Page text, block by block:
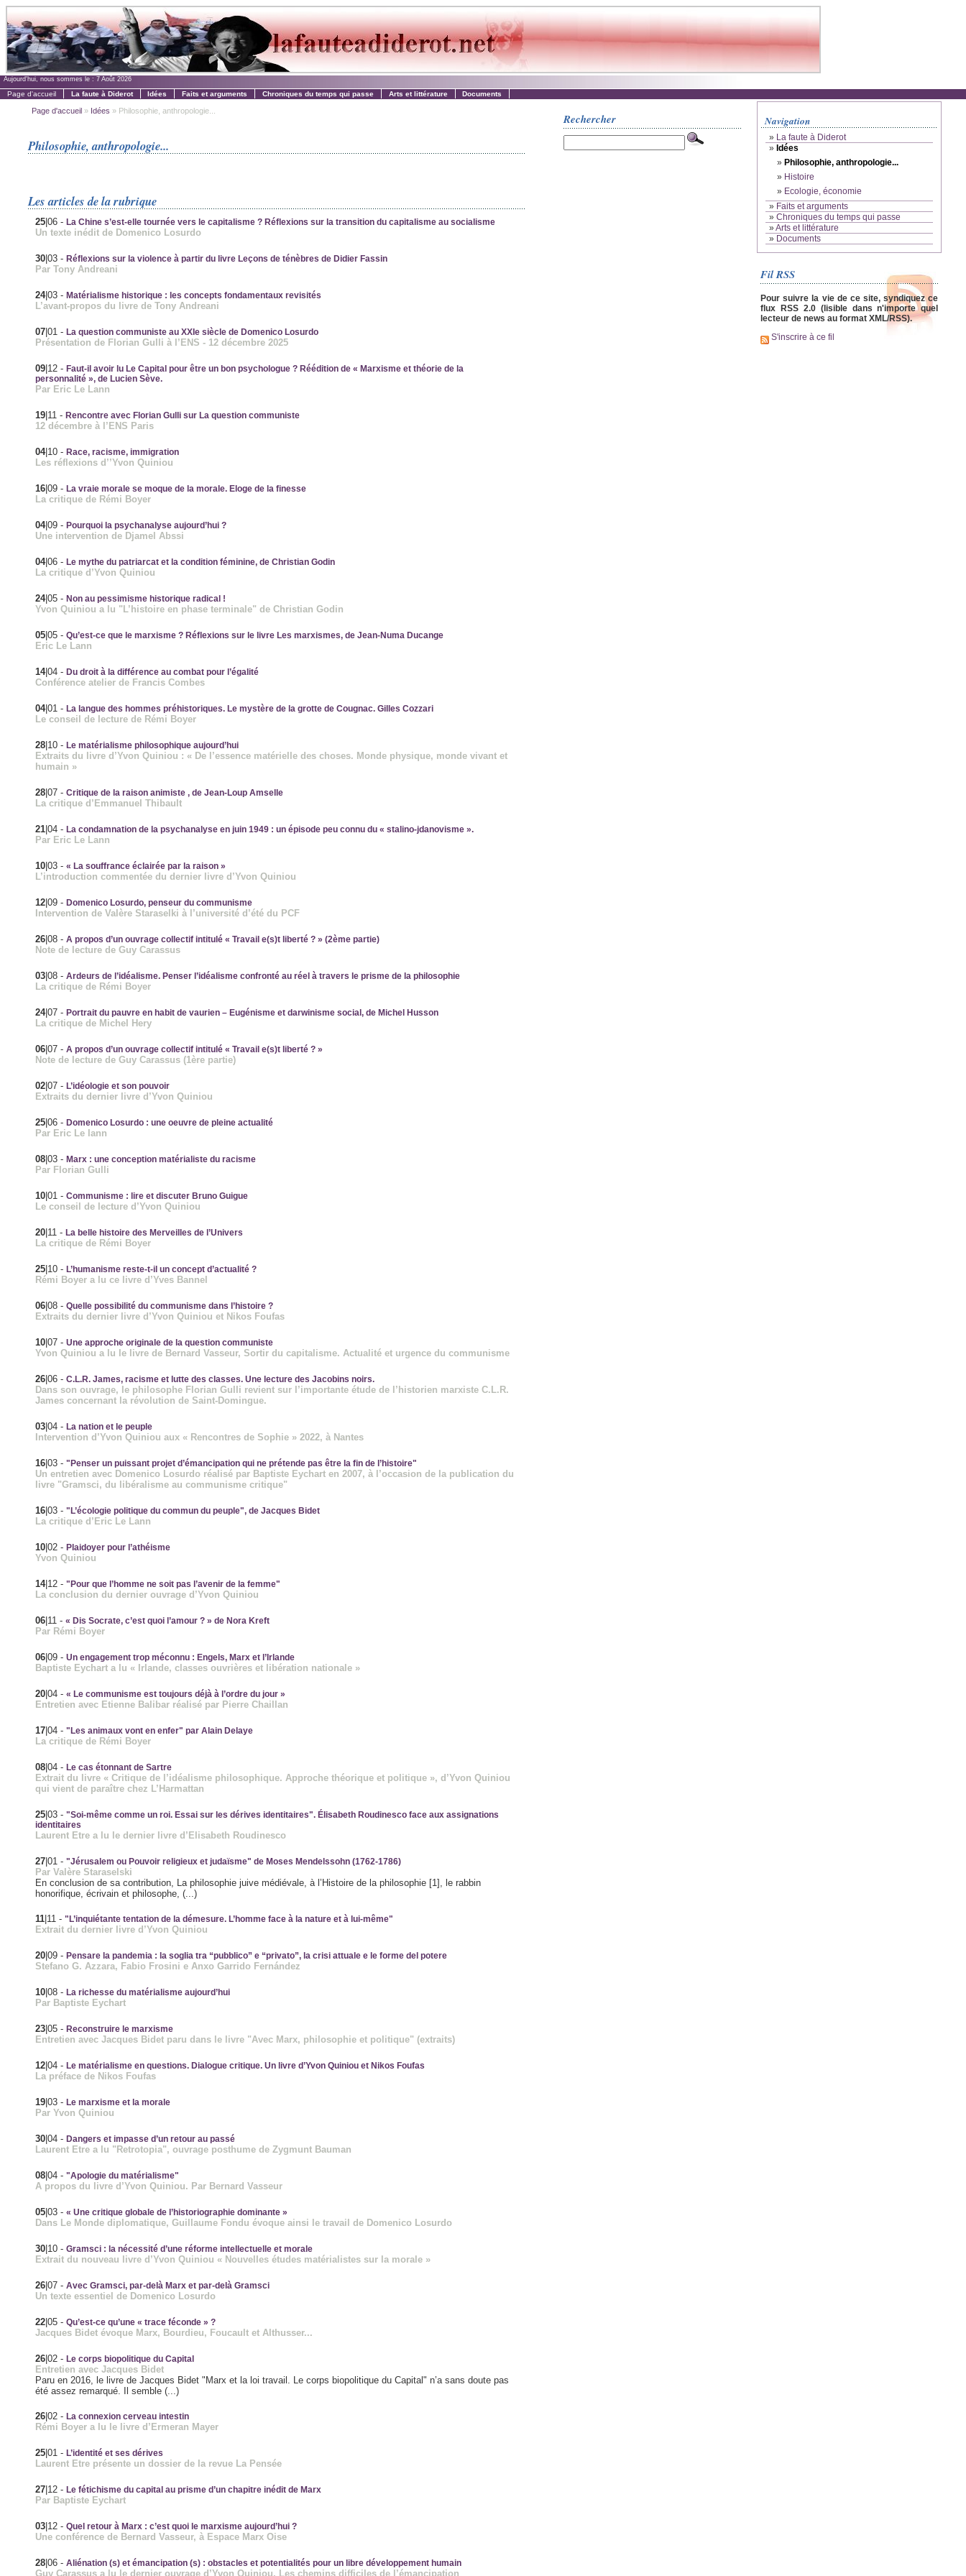
Aujourd'hui, nous sommes le : 7 Août 2026
Page d'accueil La faute à Diderot Idées Faits et arguments Chroniques du temps qui passe Arts et littérature Documents
Page d'accueil» Idées » Philosophie, anthropologie...
Philosophie, anthropologie...
Les articles de la rubrique
25|06- La Chine s’est-elle tournée vers le capitalisme ? Réflexions sur la transition du capitalisme au socialisme
Un texte inédit de Domenico Losurdo
30|03- Réflexions sur la violence à partir du livre Leçons de ténèbres de Didier Fassin
Par Tony Andreani
24|03- Matérialisme historique : les concepts fondamentaux revisités
L’avant-propos du livre de Tony Andreani
07|01- La question communiste au XXIe siècle de Domenico Losurdo
Présentation de Florian Gulli à l’ENS - 12 décembre 2025
09|12- Faut-il avoir lu Le Capital pour être un bon psychologue ? Réédition de « Marxisme et théorie de la
personnalité », de Lucien Sève.
Par Eric Le Lann
19|11- Rencontre avec Florian Gulli sur La question communiste
12 décembre à l’ENS Paris
04|10- Race, racisme, immigration
Les réflexions d’’Yvon Quiniou
16|09- La vraie morale se moque de la morale. Eloge de la finesse
La critique de Rémi Boyer
04|09- Pourquoi la psychanalyse aujourd’hui ?
Une intervention de Djamel Abssi
04|06- Le mythe du patriarcat et la condition féminine, de Christian Godin
La critique d’Yvon Quiniou
24|05- Non au pessimisme historique radical !
Yvon Quiniou a lu "L’histoire en phase terminale" de Christian Godin
05|05- Qu’est-ce que le marxisme ? Réflexions sur le livre Les marxismes, de Jean-Numa Ducange
Eric Le Lann
14|04- Du droit à la différence au combat pour l’égalité
Conférence atelier de Francis Combes
04|01- La langue des hommes préhistoriques. Le mystère de la grotte de Cougnac. Gilles Cozzari
Le conseil de lecture de Rémi Boyer
28|10- Le matérialisme philosophique aujourd’hui
Extraits du livre d’Yvon Quiniou : « De l’essence matérielle des choses. Monde physique, monde vivant et
humain »
28|07- Critique de la raison animiste , de Jean-Loup Amselle
La critique d’Emmanuel Thibault
21|04- La condamnation de la psychanalyse en juin 1949 : un épisode peu connu du « stalino-jdanovisme ».
Par Eric Le Lann
10|03- « La souffrance éclairée par la raison »
L’introduction commentée du dernier livre d’Yvon Quiniou
12|09- Domenico Losurdo, penseur du communisme
Intervention de Valère Staraselki à l’université d’été du PCF
26|08- A propos d’un ouvrage collectif intitulé « Travail e(s)t liberté ? » (2ème partie)
Note de lecture de Guy Carassus
03|08- Ardeurs de l’idéalisme. Penser l’idéalisme confronté au réel à travers le prisme de la philosophie
La critique de Rémi Boyer
24|07- Portrait du pauvre en habit de vaurien – Eugénisme et darwinisme social, de Michel Husson
La critique de Michel Hery
06|07- A propos d’un ouvrage collectif intitulé « Travail e(s)t liberté ? »
Note de lecture de Guy Carassus (1ère partie)
02|07- L’idéologie et son pouvoir
Extraits du dernier livre d’Yvon Quiniou
25|06- Domenico Losurdo : une oeuvre de pleine actualité
Par Eric Le lann
08|03- Marx : une conception matérialiste du racisme
Par Florian Gulli
10|01- Communisme : lire et discuter Bruno Guigue
Le conseil de lecture d’Yvon Quiniou
20|11- La belle histoire des Merveilles de l’Univers
La critique de Rémi Boyer
25|10- L’humanisme reste-t-il un concept d’actualité ?
Rémi Boyer a lu ce livre d’Yves Bannel
06|08- Quelle possibilité du communisme dans l’histoire ?
Extraits du dernier livre d’Yvon Quiniou et Nikos Foufas
10|07- Une approche originale de la question communiste
Yvon Quiniou a lu le livre de Bernard Vasseur, Sortir du capitalisme. Actualité et urgence du communisme
26|06- C.L.R. James, racisme et lutte des classes. Une lecture des Jacobins noirs.
Dans son ouvrage, le philosophe Florian Gulli revient sur l’importante étude de l’historien marxiste C.L.R.
James concernant la révolution de Saint-Domingue.
03|04- La nation et le peuple
Intervention d’Yvon Quiniou aux « Rencontres de Sophie » 2022, à Nantes
16|03- "Penser un puissant projet d’émancipation qui ne prétende pas être la fin de l’histoire"
Un entretien avec Domenico Losurdo réalisé par Baptiste Eychart en 2007, à l’occasion de la publication du
livre "Gramsci, du libéralisme au communisme critique"
16|03- "L’écologie politique du commun du peuple", de Jacques Bidet
La critique d’Eric Le Lann
10|02- Plaidoyer pour l’athéisme
Yvon Quiniou
14|12- "Pour que l’homme ne soit pas l’avenir de la femme"
La conclusion du dernier ouvrage d’Yvon Quiniou
06|11- « Dis Socrate, c’est quoi l’amour ? » de Nora Kreft
Par Rémi Boyer
06|09- Un engagement trop méconnu : Engels, Marx et l’Irlande
Baptiste Eychart a lu « Irlande, classes ouvrières et libération nationale »
20|04- « Le communisme est toujours déjà à l’ordre du jour »
Entretien avec Etienne Balibar réalisé par Pierre Chaillan
17|04- "Les animaux vont en enfer" par Alain Delaye
La critique de Rémi Boyer
08|04- Le cas étonnant de Sartre
Extrait du livre « Critique de l’idéalisme philosophique. Approche théorique et politique », d’Yvon Quiniou
qui vient de paraître chez L’Harmattan
25|03- "Soi-même comme un roi. Essai sur les dérives identitaires". Élisabeth Roudinesco face aux assignations
identitaires
Laurent Etre a lu le dernier livre d’Elisabeth Roudinesco
27|01- "Jérusalem ou Pouvoir religieux et judaïsme" de Moses Mendelssohn (1762-1786)
Par Valère Staraselski
En conclusion de sa contribution, La philosophie juive médiévale, à l’Histoire de la philosophie [1], le rabbin
honorifique, écrivain et philosophe, (...)
11|11- "L’inquiétante tentation de la démesure. L’homme face à la nature et à lui-même"
Extrait du dernier livre d’Yvon Quiniou
20|09- Pensare la pandemia : la soglia tra “pubblico” e “privato”, la crisi attuale e le forme del potere
Stefano G. Azzara, Fabio Frosini e Anxo Garrido Fernández
10|08- La richesse du matérialisme aujourd’hui
Par Baptiste Eychart
23|05- Reconstruire le marxisme
Entretien avec Jacques Bidet paru dans le livre "Avec Marx, philosophie et politique" (extraits)
12|04- Le matérialisme en questions. Dialogue critique. Un livre d’Yvon Quiniou et Nikos Foufas
La préface de Nikos Foufas
19|03- Le marxisme et la morale
Par Yvon Quiniou
30|04- Dangers et impasse d’un retour au passé
Laurent Etre a lu "Retrotopia", ouvrage posthume de Zygmunt Bauman
08|04- "Apologie du matérialisme"
A propos du livre d’Yvon Quiniou. Par Bernard Vasseur
05|03- « Une critique globale de l’historiographie dominante »
Dans Le Monde diplomatique, Guillaume Fondu évoque ainsi le travail de Domenico Losurdo
30|10- Gramsci : la nécessité d’une réforme intellectuelle et morale
Extrait du nouveau livre d’Yvon Quiniou « Nouvelles études matérialistes sur la morale »
26|07- Avec Gramsci, par-delà Marx et par-delà Gramsci
Un texte essentiel de Domenico Losurdo
22|05- Qu’est-ce qu’une « trace féconde » ?
Jacques Bidet évoque Marx, Bourdieu, Foucault et Althusser...
26|02- Le corps biopolitique du Capital
Entretien avec Jacques Bidet
Paru en 2016, le livre de Jacques Bidet "Marx et la loi travail. Le corps biopolitique du Capital" n’a sans doute pas
été assez remarqué. Il semble (...)
26|02- La connexion cerveau intestin
Rémi Boyer a lu le livre d’Ermeran Mayer
25|01- L’identité et ses dérives
Laurent Etre présente un dossier de la revue La Pensée
27|12- Le fétichisme du capital au prisme d’un chapitre inédit de Marx
Par Baptiste Eychart
03|12- Quel retour à Marx : c’est quoi le marxisme aujourd’hui ?
Une conférence de Bernard Vasseur, à Espace Marx Oise
28|06- Aliénation (s) et émancipation (s) : obstacles et potentialités pour un libre développement humain
Guy Carassus a lu le dernier ouvrage d’Yvon Quiniou, Les chemins difficiles de l’émancipation
Navigation
» La faute à Diderot
» Idées
» Philosophie, anthropologie...
» Histoire
» Ecologie, économie
» Faits et arguments
» Chroniques du temps qui passe
»Arts et littérature
» Documents
Fil RSS
Pour suivre la vie de ce site, syndiquez ce
flux RSS 2.0 (lisible dans n'importe quel
lecteur de news au format XML/RSS).
S'inscrire à ce fil
Rechercher